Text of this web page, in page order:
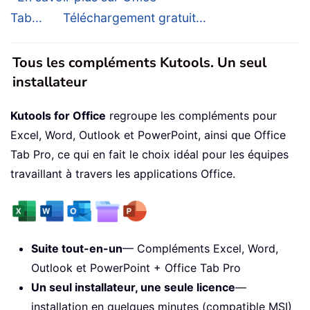
Tab...
Téléchargement gratuit...
Tous les compléments Kutools. Un seul
installateur
Kutools for Office regroupe les compléments pour
Excel, Word, Outlook et PowerPoint, ainsi que Office
Tab Pro, ce qui en fait le choix idéal pour les équipes
travaillant à travers les applications Office.
Suite tout-en-un— Compléments Excel, Word,
Outlook et PowerPoint + Office Tab Pro
Un seul installateur, une seule licence—
installation en quelques minutes (compatible MSI)